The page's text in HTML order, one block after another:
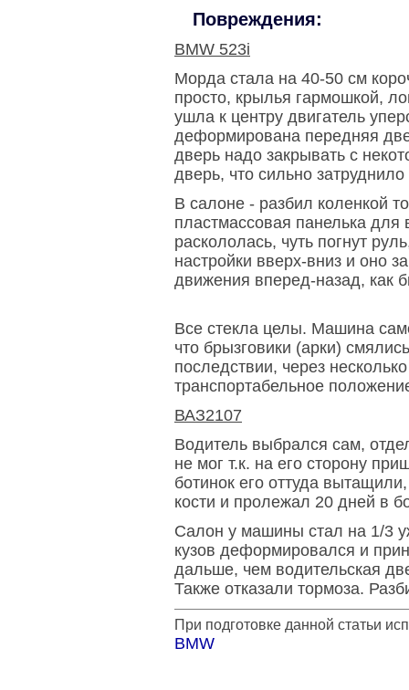
Повреждения:
BMW 523i
Морда стала на 40-50 см
просто, крылья гармошкой,
ушла к центру двигатель
деформирована передняя
дверь надо закрывать с
дверь, что сильно
В салоне - разбил коленкой
пластмассовая панелька
раскололась, чуть погнут
настройки вверх-вниз и оно
движения вперед-назад, как
Все стекла целы. Машина
что брызговики (арки)
последствии, через
транспортабельное
ВАЗ2107
Водитель выбрался сам,
не мог т.к. на его сторону
ботинок его оттуда
кости и пролежал 20 дней в
Cалон у машины стал на 1/3
кузов деформировался и
дальше, чем водительская
Также отказали тормоза.
При подготовке данной статьи
BMW